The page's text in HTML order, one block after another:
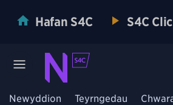
Hafan S4C S4C Clic
Newyddion Teyrngedau